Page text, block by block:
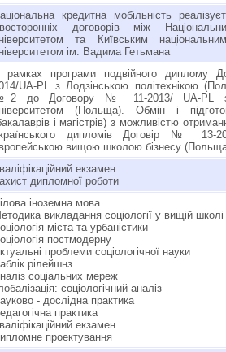
кредитна мобільність
договорів між
та Київським
ім. Вадима Гетьмана
рамках програми подвійного диплому
UA-PL з Лодзінською політехнікою
до Договору № 11-2013/ UA-PL з
(Польща). Обмін і
і магістрів) з можливістю
дипломів Договір № 13-
вищою школою бізнесу
екзамен
дипломної роботи
іноземна мова
викладання соціології у вищій школі
міста та урбаністики
постмодерну
проблеми соціологічної науки
рілейшнз
соціальних мереж
соціологічний аналіз
- дослідна практика
практика
екзамен
проектування